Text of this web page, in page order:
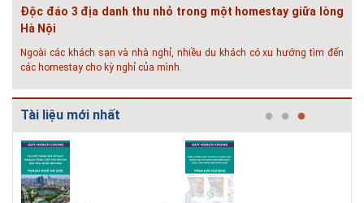
Độc đáo 3 địa danh thu nhỏ trong một homestay giữa lòng
Hà Nội
Ngoài các khách sạn và nhà nghỉ, nhiều du khách có xu hướng tìm đến
các homestay cho kỳ nghỉ của mình.
# 05.04.2025 | 17:16
Tuyển sinh 2025, Khoa kỹ thuật hạ tầng và môi trường đô thị
- Đại học Kiến trúc...
Thông tin tuyển sinh đại học 2025 Khoa kỹ thuật hạ tầng và môi trường
đô thị - Đại học Kiến trúc Hà Nội Tuyển sinh đại học với 280 chỉ tiêu, thời
gian đào tạo 4,5 năm
Tài liệu mới nhất